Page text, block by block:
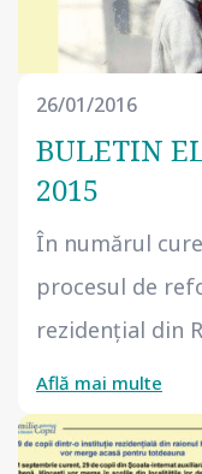
26/01/2016
BULETIN
2015
În numărul
procesul de
rezidențial din
Află mai multe